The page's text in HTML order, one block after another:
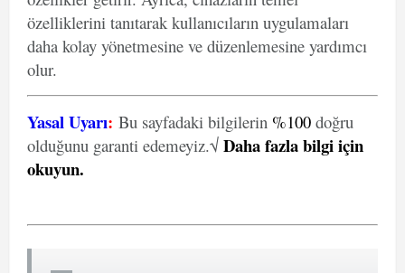
özelliklerini tanıtarak kullanıcıların uygulamaları
daha kolay yönetmesine ve düzenlemesine yardımcı
olur.
Yasal Uyarı: Bu sayfadaki bilgilerin %100 doğru
olduğunu garanti edemeyiz.√ Daha fazla bilgi için
okuyun.